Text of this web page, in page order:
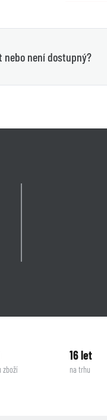
nebo není dostupný?
zboží
16 let
na trhu